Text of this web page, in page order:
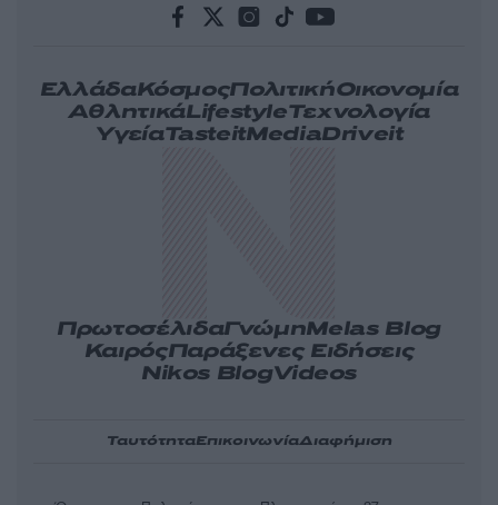
ΕλλάδαΚόσμοςΠολιτικήΟικονομία
ΑθλητικάLifestyleΤεχνολογία
ΥγείαTasteitMediaDriveit
ΠρωτοσέλιδαΓνώμηMelas Blog
ΚαιρόςΠαράξενες Ειδήσεις
Nikos BlogVideos
ΤαυτότηταΕπικοινωνίαΔιαφήμιση